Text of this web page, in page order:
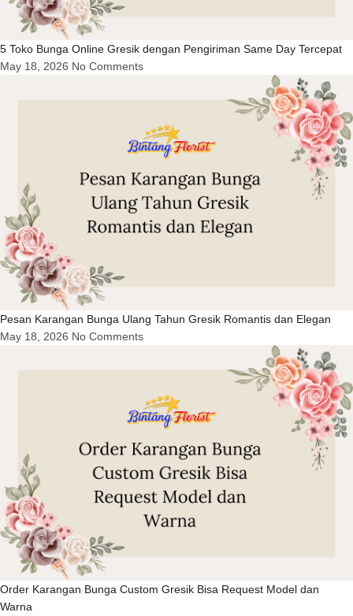
5 Toko Bunga Online Gresik dengan Pengiriman Same Day Tercepat
May 18, 2026 No Comments
Pesan Karangan Bunga Ulang Tahun Gresik Romantis dan Elegan
May 18, 2026 No Comments
Order Karangan Bunga Custom Gresik Bisa Request Model dan
Warna